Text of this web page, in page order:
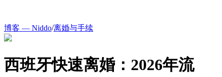
博客 — Niddo/离婚与手续
西班牙快速离婚：2026年流